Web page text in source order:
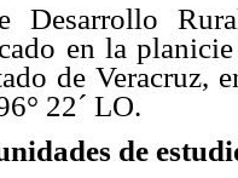
Desarrollo
en la
de Veracruz,
22´ LO.
de